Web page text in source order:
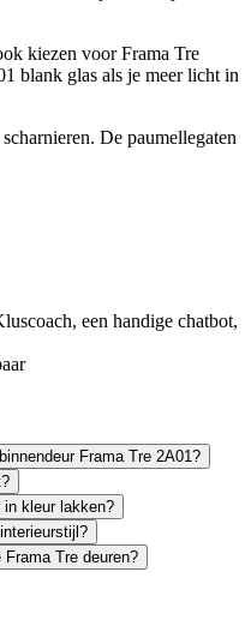
kiezen voor Frama Tre
blank glas als je meer licht in
De paumellegaten
een handige chatbot,
Frama Tre 2A01?
in kleur lakken?
Tre deuren?